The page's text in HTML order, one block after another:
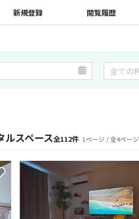
新規登録 閲覧履歴
ルスペース全112件 1ページ / 全4ページ